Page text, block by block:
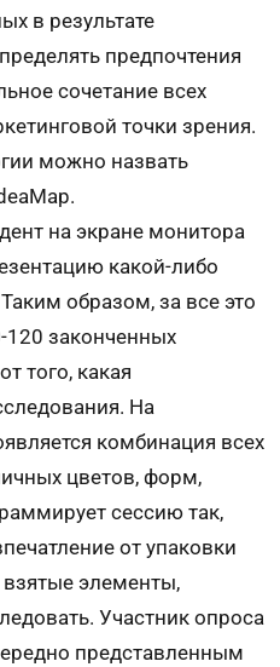
в результате
предпочтения
сочетание всех
точки зрения.
можно назвать
на экране монитора
какой-либо
образом, за все это
120 законченных
того, какая
На
комбинация всех
цветов, форм,
сессию так,
от упаковки
взятые элементы,
Участник опроса
представленным